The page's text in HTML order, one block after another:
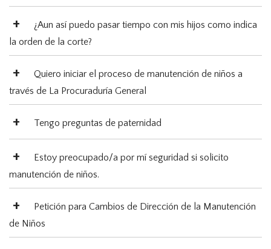
¿Aun así puedo pasar tiempo con mis hijos como indica
la orden de la corte?
Quiero iniciar el proceso de manutención de niños a
través de La Procuraduría General
Tengo preguntas de paternidad
Estoy preocupado/a por mí seguridad si solicito
manutención de niños.
Petición para Cambios de Dirección de la Manutención
de Niños